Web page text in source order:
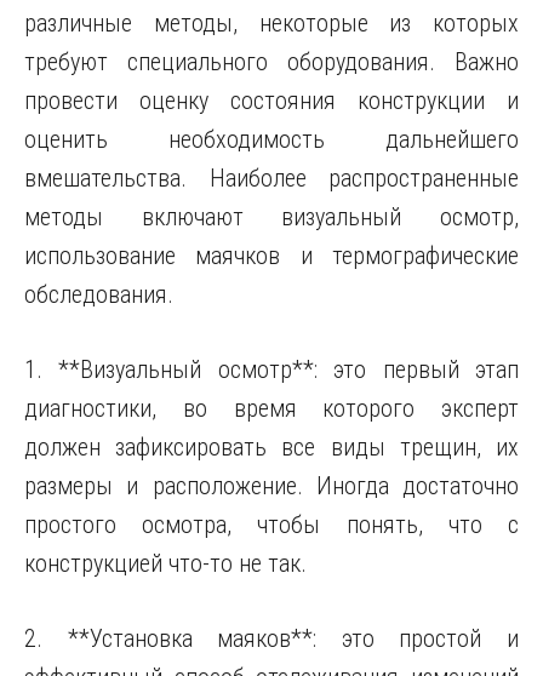
различные методы, некоторые из которых
требуют специального оборудования. Важно
провести оценку состояния конструкции и
оценить необходимость дальнейшего
вмешательства. Наиболее распространенные
методы включают визуальный осмотр,
использование маячков и термографические
обследования.
1. **Визуальный осмотр**: это первый этап
диагностики, во время которого эксперт
должен зафиксировать все виды трещин, их
размеры и расположение. Иногда достаточно
простого осмотра, чтобы понять, что с
конструкцией что-то не так.
2. **Установка маяков**: это простой и